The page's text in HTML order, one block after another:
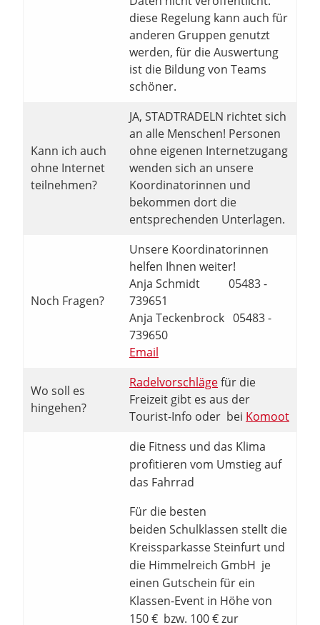
diese Regelung kann auch für
anderen Gruppen genutzt
werden, für die Auswertung
ist die Bildung von Teams
schöner.
Kann ich auch
ohne Internet
teilnehmen?
JA, STADTRADELN richtet sich
an alle Menschen! Personen
ohne eigenen Internetzugang
wenden sich an unsere
Koordinatorinnen und
bekommen dort die
entsprechenden Unterlagen.
Noch Fragen?
Unsere Koordinatorinnen
helfen Ihnen weiter!
Anja Schmidt 05483 -
739651
Anja Teckenbrock 05483 -
739650
Email
Wo soll es
hingehen?
Radelvorschlägefür die
Freizeit gibt es aus der
Tourist-Info oder bei Komoot
die Fitness und das Klima
profitieren vom Umstieg auf
das Fahrrad
Für die besten
beiden Schulklassen stellt die
Kreissparkasse Steinfurt und
die Himmelreich GmbH je
einen Gutschein für ein
Klassen-Event in Höhe von
150 € bzw. 100 € zur